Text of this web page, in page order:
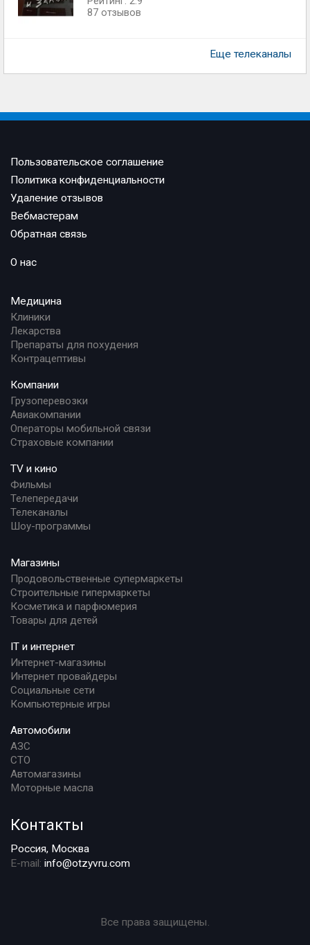
87 отзывов
Еще телеканалы
Пользовательское соглашение
Политика конфиденциальности
Удаление отзывов
Вебмастерам
Обратная связь
О нас
Медицина
Клиники
Лекарства
Препараты для похудения
Контрацептивы
Компании
Грузоперевозки
Авиакомпании
Операторы мобильной связи
Страховые компании
TV и кино
Фильмы
Телепередачи
Телеканалы
Шоу-программы
Магазины
Продовольственные супермаркеты
Строительные гипермаркеты
Косметика и парфюмерия
Товары для детей
IT и интернет
Интернет-магазины
Интернет провайдеры
Социальные сети
Компьютерные игры
Автомобили
АЗС
СТО
Автомагазины
Моторные масла
Контакты
Россия, Москва
E-mail: info@otzyvru.com
Все права защищены.